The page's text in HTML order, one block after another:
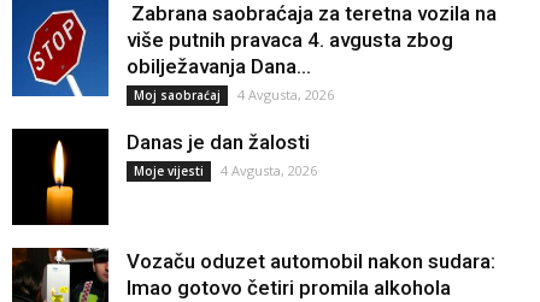
Zabrana saobraćaja za teretna vozila na
više putnih pravaca 4. avgusta zbog
obilježavanja Dana...
Moj saobraćaj 4 Avgusta, 2026
Danas je dan žalosti
Moje vijesti 4 Avgusta, 2026
Vozaču oduzet automobil nakon sudara:
Imao gotovo četiri promila alkohola